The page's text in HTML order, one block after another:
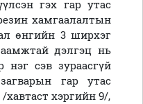
гэх гар утас
хамгаалалтын
өнгийн 3 ширхэг
дэлгэц нь
сэв зураасгүй
гар утас
хавтаст хэргийн 9/,